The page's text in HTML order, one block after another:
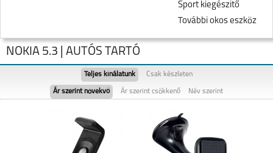
Sport kiegészitő
További okos eszköz
NOKIA C21 PLUS
NOKIA 5.3 | AUTÓS TARTÓ
Teljes kínálatunk Csak készleten
Ár szerint növekvő Ár szerint csökkenő Név szerint